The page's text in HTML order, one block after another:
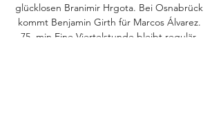
glücklosen Branimir Hrgota. Bei Osnabrück
kommt Benjamin Girth für Marcos Álvarez.
75. min Eine Viertelstunde bleibt regulär.